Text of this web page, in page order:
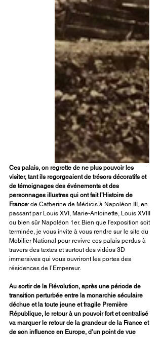
Ces palais, on regrette de ne plus pouvoir les
visiter, tant ils regorgeaient de trésors décoratifs et
de témoignages des événements et des
personnages illustres qui ont fait l’Histoire de
France: de Catherine de Médicis à Napoléon III, en
passant par Louis XVI, Marie-Antoinette, Louis XVIII
ou bien sûr Napoléon 1er. Bien que l'exposition soit
terminée, je vous invite à vous rendre sur le site du
Mobilier National pour revivre ces palais perdus à
travers des textes et surtout des vidéos 3D
immersives qui vous ouvriront les portes des
résidences de l’Empereur.
Au sortir de la Révolution, après une période de
transition perturbée entre la monarchie séculaire
déchue et la toute jeune et fragile Première
République, le retour à un pouvoir fort et centralisé
va marquer le retour de la grandeur de la France et
de son influence en Europe, d’un point de vue